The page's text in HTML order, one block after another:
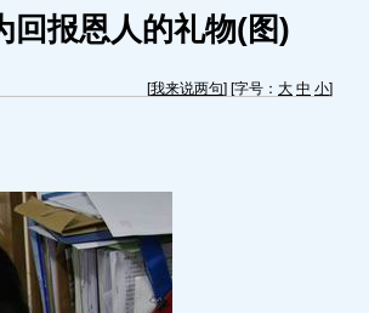
回报恩人的礼物(图)
[我来说两句] [字号： 大 中 小]